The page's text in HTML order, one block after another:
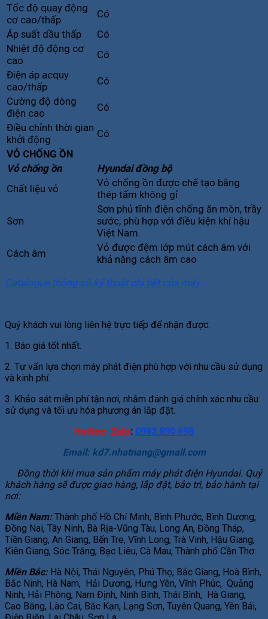
Tốc độ quay động
cơ cao/thấp
Có
Áp suất dầu thấp
Có
Nhiệt độ động cơ
cao
Có
Điện áp acquy
cao/thấp
Có
Cường độ dòng
điện cao
Có
Điều chỉnh thời gian
khởi động
Có
VỎ CHỐNG ỒN
Vỏ chống ồn
Hyundai đồng bộ
Chất liệu vỏ
Vỏ chống ồn được chế tạo bằng
thép tấm không gỉ
Sơn
Sơn phủ tĩnh điện chống ăn mòn, trầy
sước, phù hợp với điều kiện khí hậu
Việt Nam.
Cách âm
Vỏ được đệm lớp mút cách âm với
khả năng cách âm cao
Catalogue thông số kỹ thuật chi tiết của máy
Quý khách vui lòng liên hệ trực tiếp để nhận được:
1. Báo giá tốt nhất.
2. Tư vấn lựa chọn máy phát điện phù hợp với nhu cầu sử dụng
và kinh phí.
3. Khảo sát miễn phí tận nơi, nhằm đánh giá chính xác nhu cầu
sử dụng và tối ưu hóa phương án lắp đặt.
Hotline-Zalo: 0982.890.698
Email: kd7.nhatnang@gmail.com
Đồng thời khi mua sản phẩm máy phát điện Hyundai. Quý
khách hàng sẽ được giao hàng, lắp đặt, bảo trì, bảo hành tại
nơi:
Miền Nam:Thành phố Hồ Chí Minh, Bình Phước, Bình Dương,
Đồng Nai, Tây Ninh, Bà Rịa-Vũng Tàu, Long An, Đồng Tháp,
Tiền Giang, An Giang, Bến Tre, Vĩnh Long, Trà Vinh, Hậu Giang,
Kiên Giang, Sóc Trăng, Bạc Liêu, Cà Mau, Thành phố Cần Thơ.
Miền Bắc: Hà Nội, Thái Nguyên, Phú Thọ, Bắc Giang, Hoà Bình,
Bắc Ninh, Hà Nam, Hải Dương, Hưng Yên, Vĩnh Phúc, Quảng
Ninh, Hải Phòng, Nam Định, Ninh Bình, Thái Bình, Hà Giang,
Cao Bằng, Lào Cai, Bắc Kạn, Lạng Sơn, Tuyên Quang, Yên Bái,